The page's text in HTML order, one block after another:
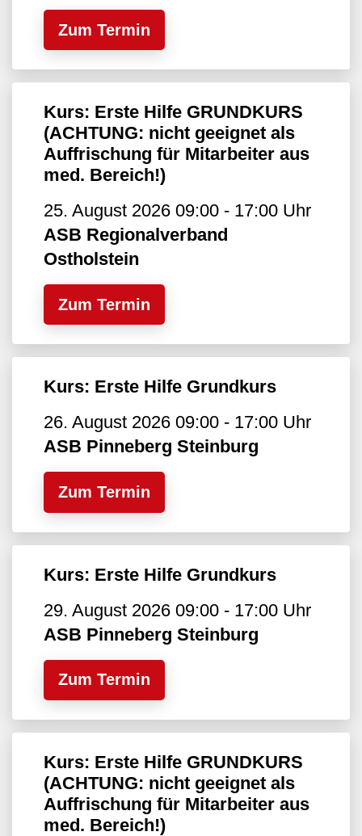
Zum Termin
Kurs: Erste Hilfe GRUNDKURS
(ACHTUNG: nicht geeignet als
Auffrischung für Mitarbeiter aus
med. Bereich!)
25. August 2026 09:00 - 17:00 Uhr
ASB Regionalverband
Ostholstein
Zum Termin
Kurs: Erste Hilfe Grundkurs
26. August 2026 09:00 - 17:00 Uhr
ASB Pinneberg Steinburg
Zum Termin
Kurs: Erste Hilfe Grundkurs
29. August 2026 09:00 - 17:00 Uhr
ASB Pinneberg Steinburg
Zum Termin
Kurs: Erste Hilfe GRUNDKURS
(ACHTUNG: nicht geeignet als
Auffrischung für Mitarbeiter aus
med. Bereich!)